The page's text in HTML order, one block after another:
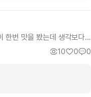
한번 맛을 봤는데 생각보다
자기 힘을 제대로 못 쓰는 설
니 아쉬운 면이 있기는 하
분들이 보기에 딱 좋습니
10 0 0